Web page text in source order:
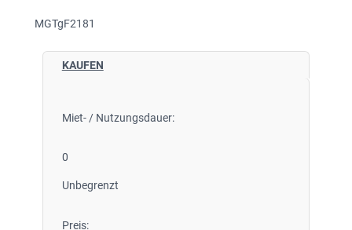
MGTgF2181
KAUFEN
Miet- / Nutzungsdauer:
0
Unbegrenzt
Preis: